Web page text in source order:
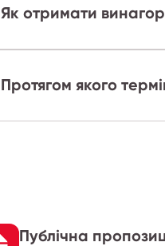
Як отримати
Протягом якого
Публічна